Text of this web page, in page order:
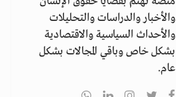
والأخبار والدراسات والتحليلات
والأحداث السياسية والاقتصادية
بشكل خاص وباقي المجالات بشكل
عام.